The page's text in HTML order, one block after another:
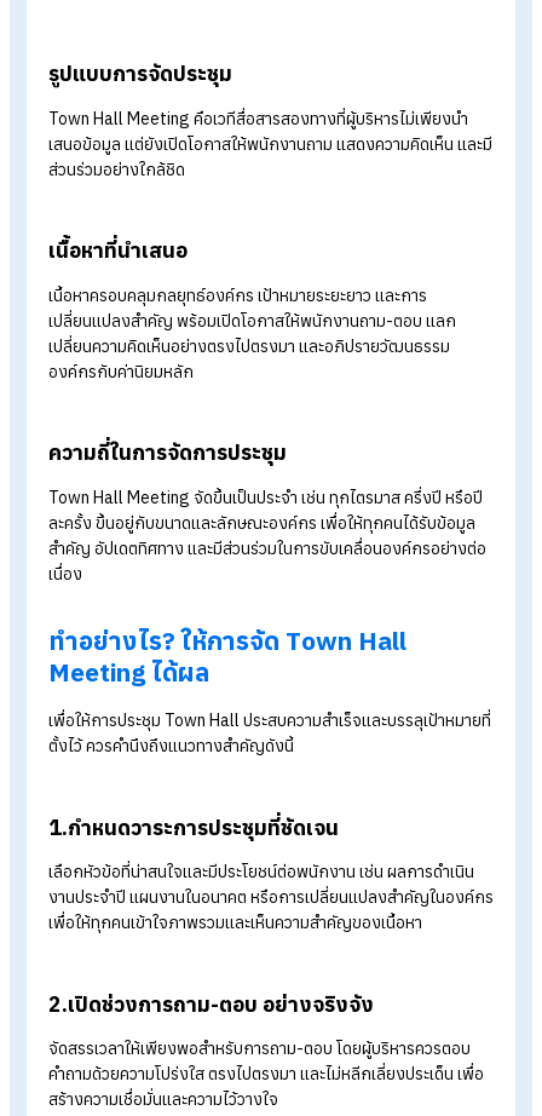
ขึ้น
Town Hall Meeting ไม่ได้เป็นเพียงการประชุมใหญ่เท่านั้น แต่คือ
ที่เปิดโอกาสให้ทุกคนในองค์กรได้แลกเปลี่ยนความคิดเห็นและมุมม
วัตถุประสงค์
Town Hall Meeting มีวัตถุประสงค์เพื่อสร้างความโปร่งใสและให้
พนักงานเข้าใจทิศทางกลยุทธ์ขององค์กรอย่างชัดเจน โดยผู้บริหา
เสนอไอเดีย
รูปแบบการจัดประชุม
เสนอข้อมูล แต่ยังเปิดโอกาสให้พนักงานถาม แสดงความคิดเห็น แ
ส่วนร่วมอย่างใกล้ชิด
เนื้อหาที่นำเสนอ
เปลี่ยนแปลงสำคัญ พร้อมเปิดโอกาสให้พนักงานถาม-ตอบ แลก
เปลี่ยนความคิดเห็นอย่างตรงไปตรงมา และอภิปรายวัฒนธรรม
องค์กรกับค่านิยมหลัก
ละครั้ง ขึ้นอยู่กับขนาดและลักษณะองค์กร เพื่อให้ทุกคนได้รับข้อมูล
สำคัญ อัปเดตทิศทาง และมีส่วนร่วมในการขับเคลื่อนองค์กรอย่าง